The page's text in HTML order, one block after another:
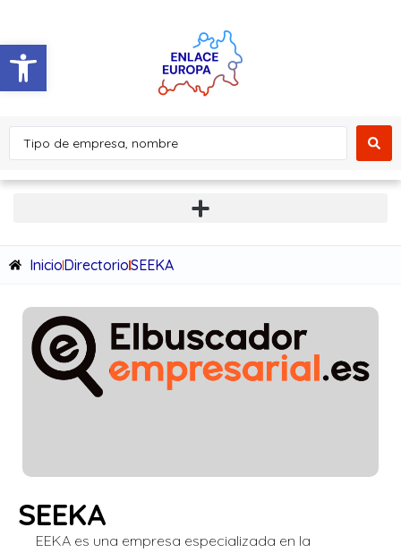
Abrir barra de herramientas
InicioDirectorioSEEKA
SEEKA
EEKA es una empresa especializada en la